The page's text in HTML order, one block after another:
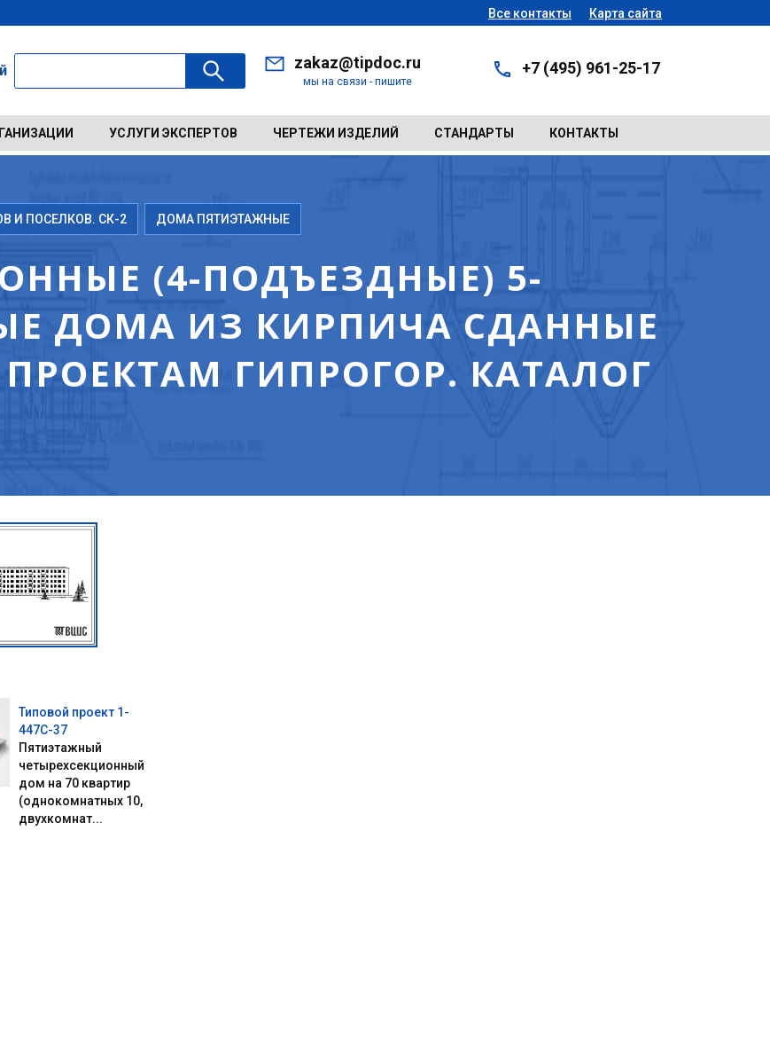
Все контакты Карта сайта
zakaz@tipdoc.ru
мы на связи - пишите
+7 (495) 961-25-17
УСЛУГИ ЭКСПЕРТОВ ЧЕРТЕЖИ ИЗДЕЛИЙ СТАНДАРТЫ КОНТАКТЫ
И ПОСЕЛКОВ. СК-2 ДОМА ПЯТИЭТАЖНЫЕ
(4-ПОДЪЕЗДНЫЕ) 5-
ДОМА ИЗ КИРПИЧА СДАННЫЕ
ПРОЕКТАМ ГИПРОГОР. КАТАЛОГ
Типовой проект 1-
447С-37
Пятиэтажный
четырехсекционный
дом на 70 квартир
(однокомнатных 10,
двухкомнат...